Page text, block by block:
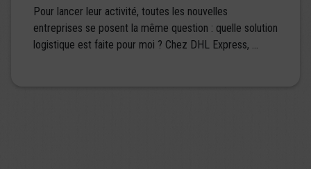
Pour lancer leur activité, toutes les nouvelles
entreprises se posent la même question : quelle solution
logistique est faite pour moi ? Chez DHL Express, ...